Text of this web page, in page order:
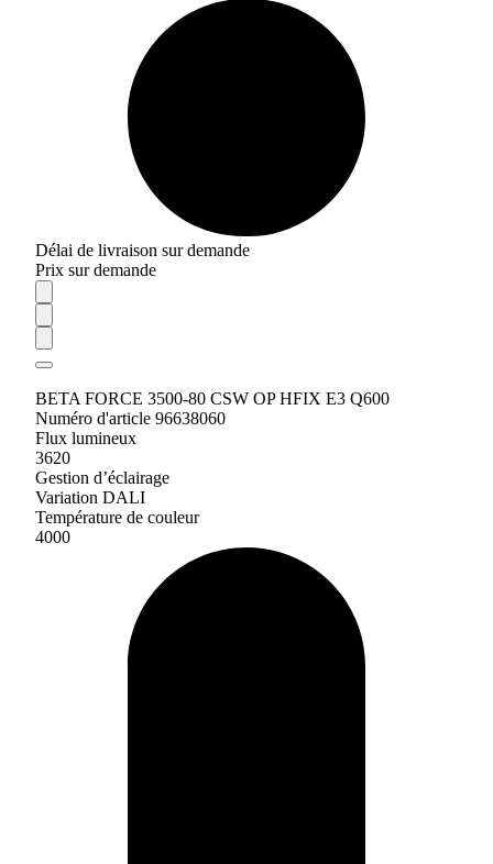
Délai de livraison sur demande
Prix sur demande
BETA FORCE 3500-80 CSW OP HFIX E3 Q600
Numéro d'article 96638060
Flux lumineux
3620
Gestion d’éclairage
Variation DALI
Température de couleur
4000